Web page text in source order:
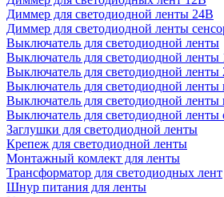
Диммер для светодиодной ленты 24В
Диммер для светодиодной ленты
Выключатель для светодиодной ленты
Выключатель для светодиодной ленты
Выключатель для светодиодной ленты
Выключатель для светодиодной ленты
Выключатель для светодиодной
Выключатель для светодиодной ленты
Заглушки для светодиодной ленты
Крепеж для светодиодной ленты
Монтажный комлект для ленты
Трансформатор для светодиодных лент
Шнур питания для ленты